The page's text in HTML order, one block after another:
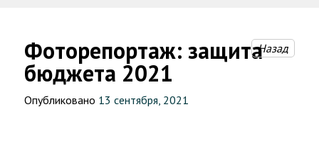
Фоторепортаж: защита
бюджета 2021
Назад
Опубликовано 13 сентября, 2021